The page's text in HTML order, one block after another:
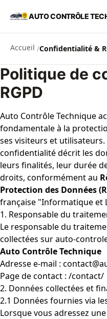
Aller au contenu
AUTO CONTRÔLE
Accueil /Confidentialité &
Politique de
RGPD
Auto Contrôle Technique
fondamentale à la
ses visiteurs et
confidentialité décrit les
leurs finalités, leur durée
droits, conformément au
Protection des Données
française "Informatique et
1. Responsable du
Le responsable du
collectées sur auto-
Auto Contrôle Technique
Adresse e-mail :
Page de contact : /contact/
2. Données collectées et
2.1 Données fournies via
Lorsque vous adressez